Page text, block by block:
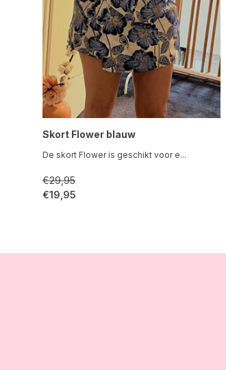
Skort Flower blauw
De skort Flower is geschikt voor e...
€29,95
€19,95